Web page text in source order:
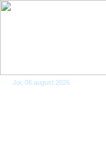
Joi, 06 august 2026